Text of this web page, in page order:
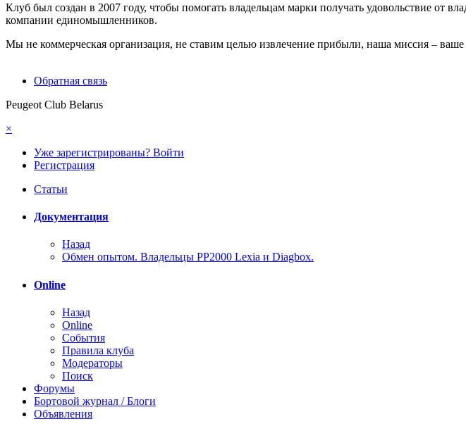
Клуб был создан в 2007 году, чтобы помогать владельцам марки получать удовольствие от
компании единомышленников.
Мы не коммерческая организация, не ставим целью извлечение прибыли, наша миссия – ваше
Обратная связь
Peugeot Club Belarus
×
Уже зарегистрированы? Войти
Регистрация
Статьи
Документация
Назад
Обмен опытом. Владельцы PP2000 Lexia и Diagbox.
Online
Назад
Online
События
Правила клуба
Модераторы
Поиск
Форумы
Бортовой журнал / Блоги
Объявления